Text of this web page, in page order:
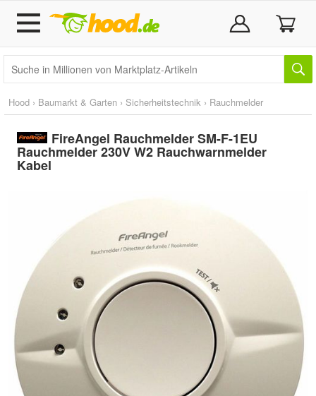
Hood › Baumarkt & Garten › Sicherheitstechnik › Rauchmelder
FireAngel Rauchmelder SM-F-1EU
Rauchmelder 230V W2 Rauchwarnmelder
Kabel